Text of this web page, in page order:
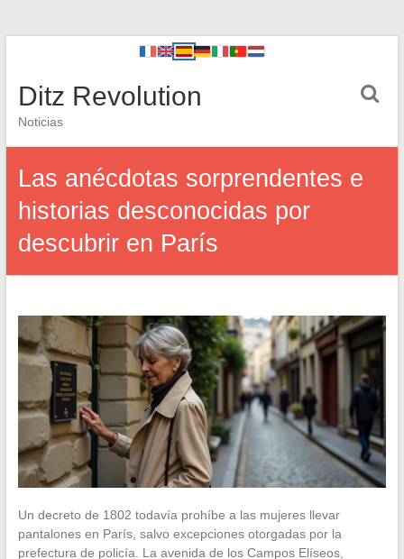
Ditz Revolution
Noticias
Las anécdotas sorprendentes e
historias desconocidas por
descubrir en París
Un decreto de 1802 todavía prohíbe a las mujeres llevar
pantalones en París, salvo excepciones otorgadas por la
prefectura de policía. La avenida de los Campos Elíseos,